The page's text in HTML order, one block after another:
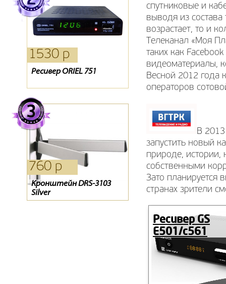
1530 р
Ресивер ORIEL 751
1495 р
Ресивер Oriel 305
1980 р
Кронштейн SP 400
760 р
Кронштейн DRS-3103
Silver
540 р
Кронштейн Holder 2003
1320 р
Антенна Дельта 381А
спутниковые и
выводя из состава
возрастает, то и
Телеканал «Моя
таких как
видеоматериалы,
Весной 2012 года
операторов
В 2013
запустить новый
природе, истории,
собственными
Зато планируется
странах зрители
Ресивер GS
E501/c561